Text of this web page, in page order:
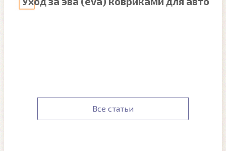
Все статьи